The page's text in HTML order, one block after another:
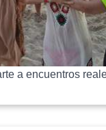
a encuentros